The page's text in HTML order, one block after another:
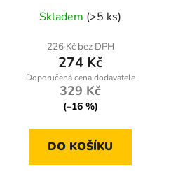
1500M-PRZ
Skladem (>5 ks)
226 Kč bez DPH
274 Kč
329 Kč
(–16 %)
DO KOŠÍKU